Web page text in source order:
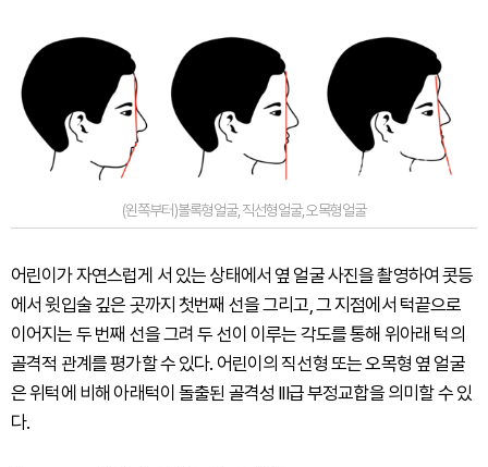
(왼쪽부터)볼록형얼굴,직선형얼굴,오목형얼굴
어린이가 자연스럽게 서 있는 상태에서 옆 얼굴 사진을 촬영하여 콧등
에서 윗입술 깊은 곳까지 첫번째 선을 그리고, 그 지점에서 턱끝으로
이어지는 두 번째 선을 그려 두 선이 이루는 각도를 통해 위아래 턱의
골격적 관계를 평가할 수 있다. 어린이의 직선형 또는 오목형 옆 얼굴
은 위턱에 비해 아래턱이 돌출된 골격성 III급 부정교합을 의미할 수 있
다.